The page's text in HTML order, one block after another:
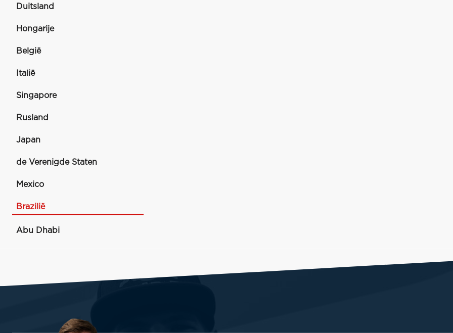
Duitsland
Hongarije
België
Italië
Singapore
Rusland
Japan
de Verenigde Staten
Mexico
Brazilië
Abu Dhabi